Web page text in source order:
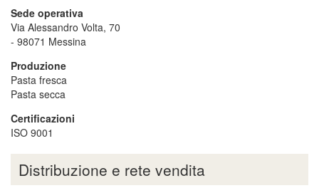
Sede operativa
Via Alessandro Volta, 70
- 98071 Messina
Produzione
Pasta fresca
Pasta secca
Certificazioni
ISO 9001
Distribuzione e rete vendita